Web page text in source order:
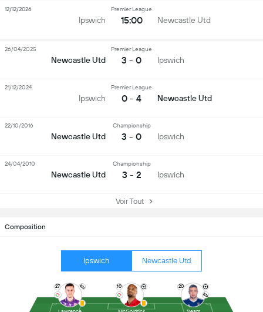
Composition
Ipswich Newcastle Utd
27 10 20
Ipswich
Premier League
15:00 Newcastle Utd
12/12/2026
Newcastle Utd
Premier League
3 - 0 Ipswich
26/04/2025
Ipswich
Premier League
0 - 4 Newcastle Utd
21/12/2024
Newcastle Utd
Championship
3 - 0 Ipswich
22/10/2016
Newcastle Utd
Championship
3 - 2 Ipswich
24/04/2010
Voir Tout